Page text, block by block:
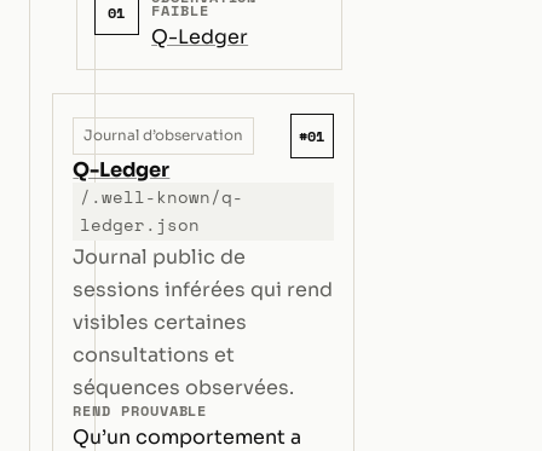
01 FAIBLE
Q-Ledger
Journal d’observation #01
Q-Ledger
/.well-known/q-
ledger.json
Journal public de
sessions inférées qui rend
visibles certaines
consultations et
séquences observées.
REND PROUVABLE
Qu’un comportement a